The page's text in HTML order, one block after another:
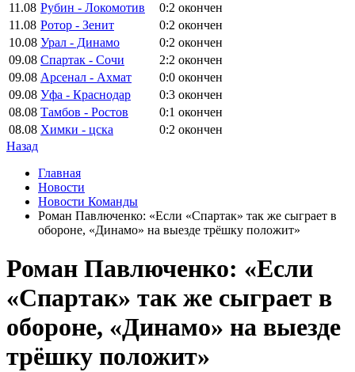
11.08 Рубин - Локомотив 0:2 окончен
11.08 Ротор - Зенит 0:2 окончен
10.08 Урал - Динамо 0:2 окончен
09.08 Спартак - Сочи 2:2 окончен
09.08 Арсенал - Ахмат 0:0 окончен
09.08 Уфа - Краснодар 0:3 окончен
08.08 Тамбов - Ростов 0:1 окончен
08.08 Химки - цска 0:2 окончен
Назад
Главная
Новости
Новости Команды
Роман Павлюченко: «Если «Спартак» так же сыграет в
обороне, «Динамо» на выезде трёшку положит»
Роман Павлюченко: «Если
«Спартак» так же сыграет в
обороне, «Динамо» на выезде
трёшку положит»